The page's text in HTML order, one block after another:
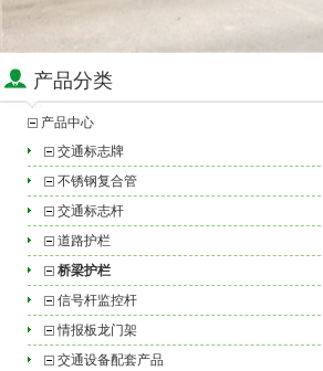
产品分类
产品中心
交通标志牌
不锈钢复合管
交通标志杆
道路护栏
桥梁护栏
信号杆监控杆
情报板龙门架
交通设备配套产品